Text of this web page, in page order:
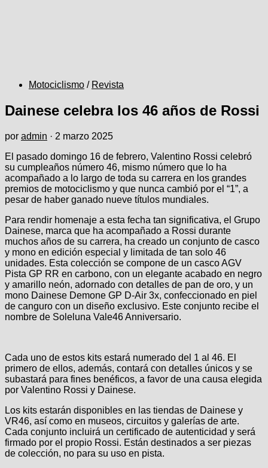
Motociclismo / Revista
Dainese celebra los 46 años de Rossi
por admin · 2 marzo 2025
El pasado domingo 16 de febrero, Valentino Rossi celebró
su cumpleaños número 46, mismo número que lo ha
acompañado a lo largo de toda su carrera en los grandes
premios de motociclismo y que nunca cambió por el “1”, a
pesar de haber ganado nueve títulos mundiales.
Para rendir homenaje a esta fecha tan significativa, el Grupo
Dainese, marca que ha acompañado a Rossi durante
muchos años de su carrera, ha creado un conjunto de casco
y mono en edición especial y limitada de tan solo 46
unidades. Esta colección se compone de un casco AGV
Pista GP RR en carbono, con un elegante acabado en negro
y amarillo neón, adornado con detalles de pan de oro, y un
mono Dainese Demone GP D-Air 3x, confeccionado en piel
de canguro con un diseño exclusivo. Este conjunto recibe el
nombre de Soleluna Vale46 Anniversario.
Cada uno de estos kits estará numerado del 1 al 46. El
primero de ellos, además, contará con detalles únicos y se
subastará para fines benéficos, a favor de una causa elegida
por Valentino Rossi y Dainese.
Los kits estarán disponibles en las tiendas de Dainese y
VR46, así como en museos, circuitos y galerías de arte.
Cada conjunto incluirá un certificado de autenticidad y será
firmado por el propio Rossi. Están destinados a ser piezas
de colección, no para su uso en pista.